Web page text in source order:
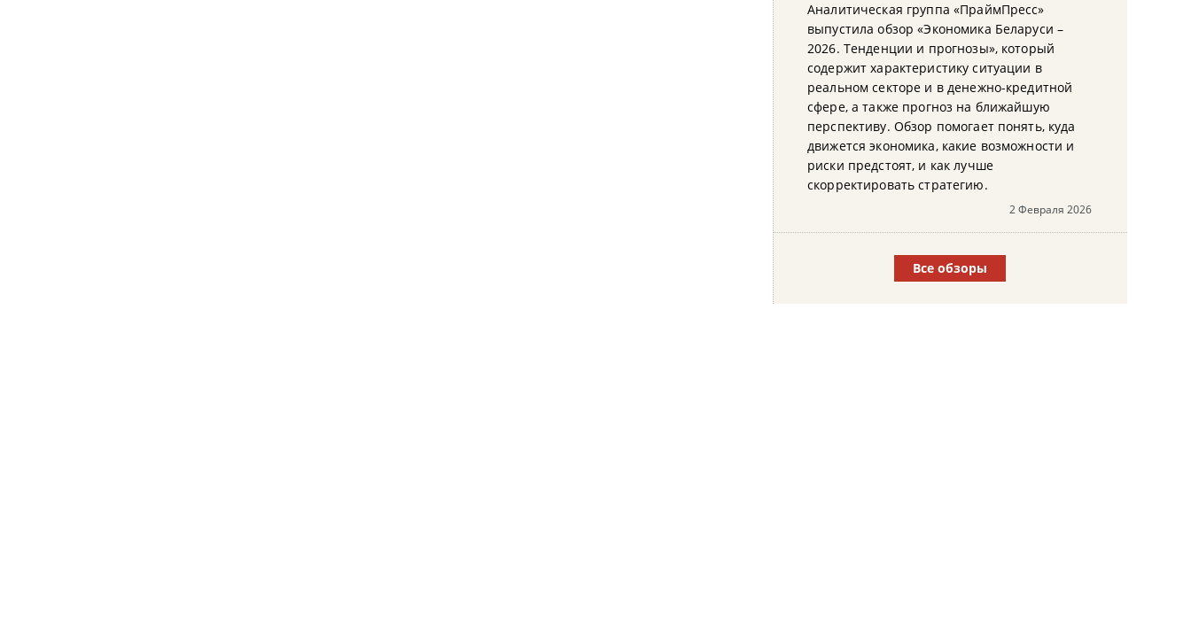
Аналитическая группа «ПраймПресс»
выпустила обзор «Экономика Беларуси –
2026. Тенденции и прогнозы», который
содержит характеристику ситуации в
реальном секторе и в денежно-кредитной
сфере, а также прогноз на ближайшую
перспективу. Обзор помогает понять, куда
движется экономика, какие возможности и
риски предстоят, и как лучше
скорректировать стратегию.
2 Февраля 2026
Все обзоры